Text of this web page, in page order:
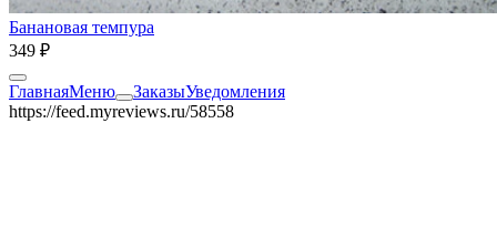
Банановая темпура
349 ₽
ГлавнаяМеню ЗаказыУведомления
https://feed.myreviews.ru/58558